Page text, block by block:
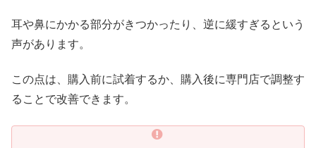
耳や鼻にかかる部分がきつかったり、逆に緩すぎるという
声があります。
この点は、購入前に試着するか、購入後に専門店で調整す
ることで改善できます。